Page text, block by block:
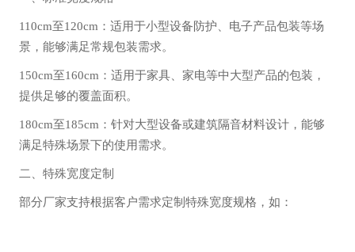
110cm至120cm：适用于小型设备防护、电子产品包装等场
景，能够满足常规包装需求。
150cm至160cm：适用于家具、家电等中大型产品的包装，
提供足够的覆盖面积。
180cm至185cm：针对大型设备或建筑隔音材料设计，能够
满足特殊场景下的使用需求。
二、特殊宽度定制
部分厂家支持根据客户需求定制特殊宽度规格，如：